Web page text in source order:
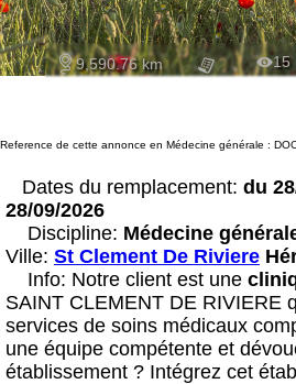
9,590.76 km 15
Reference de cette annonce en Médecine générale :
Dates du remplacement: du
28/09/2026
Discipline: Médecine
Ville: St Clement De Riviere
Info: Notre client est une
SAINT CLEMENT DE RIVIERE
services de soins médicaux
une équipe compétente et
établissement ? Intégrez cet